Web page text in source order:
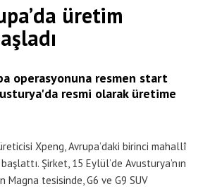
üretim
operasyonuna resmen start
resmi olarak üretime
Xpeng, Avrupa’daki birinci mahallî
Şirket, 15 Eylül’de Avusturya’nın
Magna tesisinde, G6 ve G9 SUV